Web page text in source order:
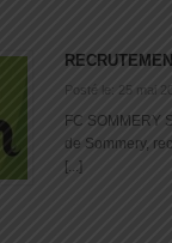
Posté le: 25 mai
FC SOMMERY
de Sommery,
[...]